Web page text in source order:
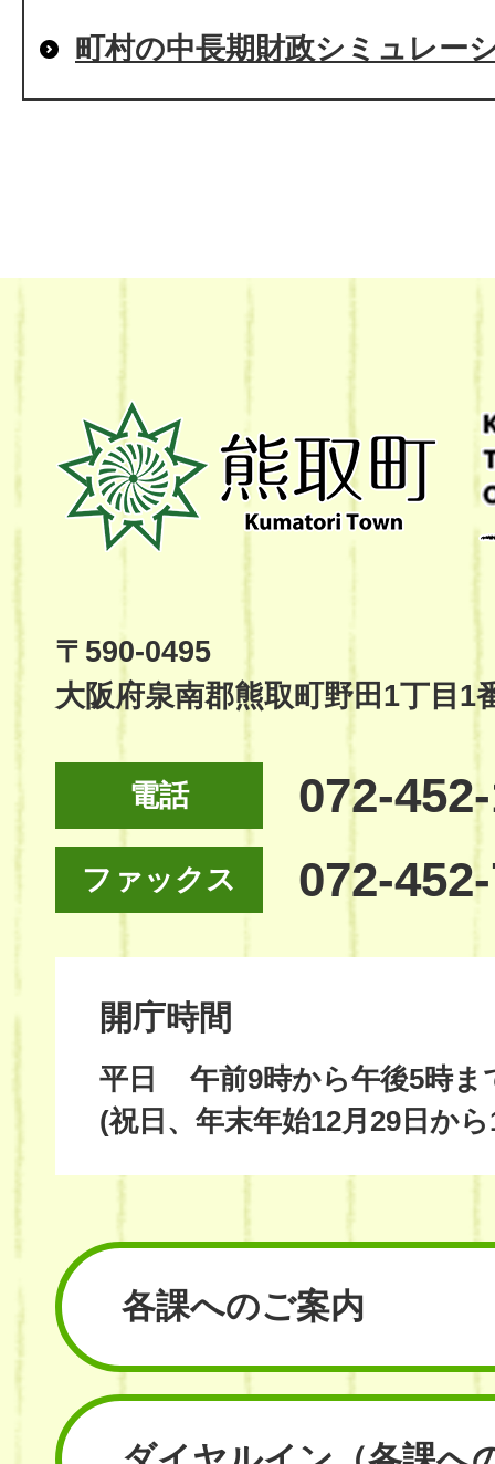
町村の中長期財政シミュレー
熊
取
町
Kumatori
Site
〒590-0495
大阪府泉南郡熊取町野田1丁目1
電話 072-
ファックス 072-
開庁時間
平日
午前9時から午後5時ま
(祝日、年末年始12月29日か
各課へのご案内